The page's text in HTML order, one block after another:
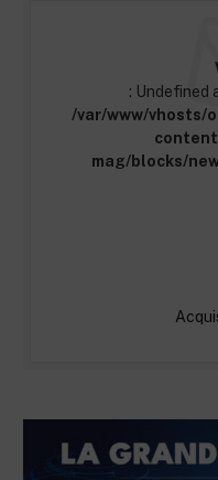
: Undefined
/var/www/
mag/blocks/